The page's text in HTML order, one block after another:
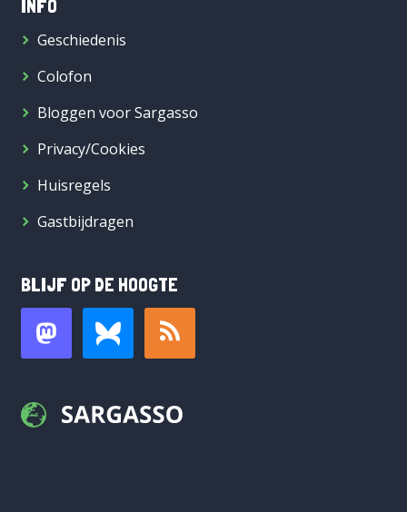
INFO
Geschiedenis
Colofon
Bloggen voor Sargasso
Privacy/Cookies
Huisregels
Gastbijdragen
BLIJF OP DE HOOGTE